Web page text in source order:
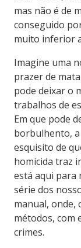
mas não é de
conseguido
muito inferior
Imagine uma
prazer de
pode deixar o
trabalhos de
Em que pode
borbulhento,
esquisito de
homicida traz
está aqui para
série dos
manual, onde,
métodos, com
crimes.